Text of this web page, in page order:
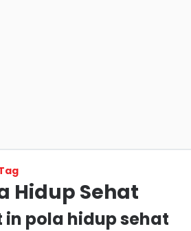
Hidup Sehat
in pola hidup sehat